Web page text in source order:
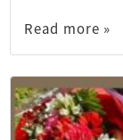
Read more »